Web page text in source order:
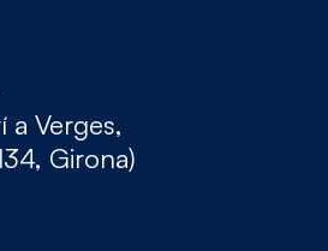
a Verges,
Girona)